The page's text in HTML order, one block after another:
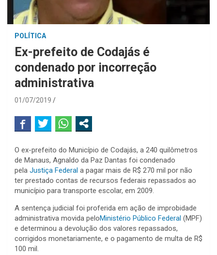
POLÍTICA
Ex-prefeito de Codajás é
condenado por incorreção
administrativa
01/07/2019
O ex-prefeito do Município de Codajás, a 240 quilômetros
de Manaus, Agnaldo da Paz Dantas foi condenado
pela Justiça Federal a pagar mais de R$ 270 mil por não
ter prestado contas de recursos federais repassados ao
município para transporte escolar, em 2009.
A sentença judicial foi proferida em ação de improbidade
administrativa movida peloMinistério Público Federal (MPF)
e determinou a devolução dos valores repassados,
corrigidos monetariamente, e o pagamento de multa de R$
100 mil.